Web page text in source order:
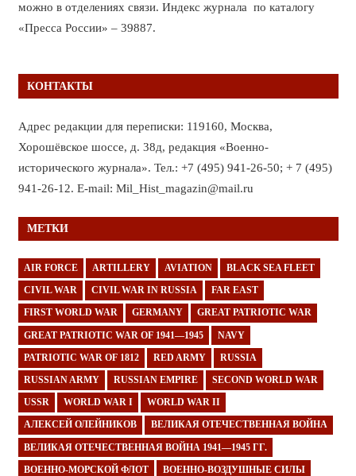
можно в отделениях связи. Индекс журнала по каталогу
«Пресса России» – 39887.
КОНТАКТЫ
Адрес редакции для переписки: 119160, Москва,
Хорошёвское шоссе, д. 38д, редакция «Военно-
исторического журнала». Тел.: +7 (495) 941-26-50; + 7 (495)
941-26-12. E-mail: Mil_Hist_magazin@mail.ru
МЕТКИ
AIR FORCE ARTILLERY AVIATION BLACK SEA FLEET
CIVIL WAR CIVIL WAR IN RUSSIA FAR EAST
FIRST WORLD WAR GERMANY GREAT PATRIOTIC WAR
GREAT PATRIOTIC WAR OF 1941—1945 NAVY
PATRIOTIC WAR OF 1812 RED ARMY RUSSIA
RUSSIAN ARMY RUSSIAN EMPIRE SECOND WORLD WAR
USSR WORLD WAR I WORLD WAR II
АЛЕКСЕЙ ОЛЕЙНИКОВ ВЕЛИКАЯ ОТЕЧЕСТВЕННАЯ ВОЙНА
ВЕЛИКАЯ ОТЕЧЕСТВЕННАЯ ВОЙНА 1941—1945 ГГ.
ВОЕННО-МОРСКОЙ ФЛОТ ВОЕННО-ВОЗДУШНЫЕ СИЛЫ